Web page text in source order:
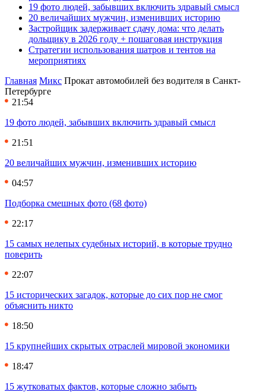
19 фото людей, забывших включить здравый смысл
20 величайших мужчин, изменивших историю
Застройщик задерживает сдачу дома: что делать
дольщику в 2026 году + пошаговая инструкция
Стратегии использования шатров и тентов на
мероприятиях
Главная Микс Прокат автомобилей без водителя в Санкт-
Петербурге
21:54
19 фото людей, забывших включить здравый смысл
21:51
20 величайших мужчин, изменивших историю
04:57
Подборка смешных фото (68 фото)
22:17
15 самых нелепых судебных историй, в которые трудно
поверить
22:07
15 исторических загадок, которые до сих пор не смог
объяснить никто
18:50
15 крупнейших скрытых отраслей мировой экономики
18:47
15 жутковатых фактов, которые сложно забыть